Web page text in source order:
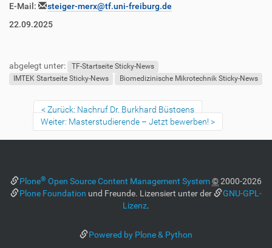
E-Mail:
steiger-merx@tf.uni-freiburg.de
22.09.2025
abgelegt unter:
TF-Startseite Sticky-News
IMTEK Startseite Sticky-News
Biomedizinische Mikrotechnik Sticky-News
Zurück: Nachruf Dr. Burkhard Büstgens
Weiter: Masterstudierende – Jetzt bewerben!
Plone® Open Source Content Management System©2000-2026
Plone Foundation und Freunde. Lizensiert unter der
GNU-GPL-
Lizenz.
Powered by Plone & Python